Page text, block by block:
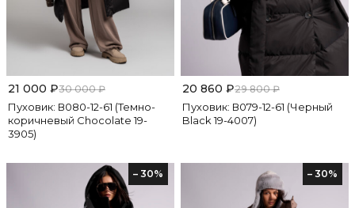
Пуховик: В080-12-61 (Темно-
коричневый Chocolate 19-
3905)
21 000 ₽30 000₽
Пуховик: В079-12-61 (Черный
Black 19-4007)
20 860 ₽29 800₽
– 30% – 30%